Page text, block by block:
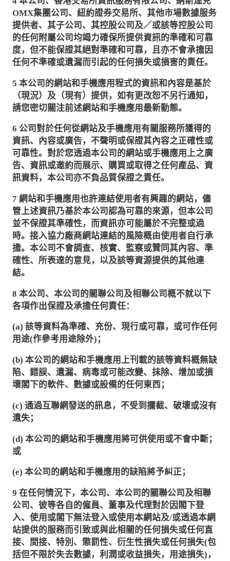
OMX集團公司、紐約證券交易所、其他市場數據服务
提供者、其子公司、其控股公司及／或該等控股公司
的任何附屬公司均竭力確保所提供資訊的準確和可靠
度，但不能保證其絕對準確和可靠，且亦不會承擔因
任何不準確或遺漏而引起的任何損失或損害的責任。
5 本公司的網站和手機應用程式的資訊和內容是基於
（現況）及（現有）提供，如有更改恕不另行通知，
請您密切關注前述網站和手機應用最新動態。
6 公司對於任何從網站及手機應用有關服務所獲得的
資訊、內容或廣告，不聲明或保證其內容之正確性或
可靠性。對於您透過本公司的網站或手機應用上之廣
告、資訊或邀約而展示、購買或取得之任何產品、資
訊資料，本公司亦不負品質保證之責任。
7 網站和手機應用也許連結使用者有興趣的網站，儘
管上述資訊乃基於本公司認為可靠的來源，但本公司
並不保證其準確性，而資訊亦可能屬於不完整或過
時。接入協力廠商網站連結的風險概由使用者自行承
擔。本公司不會調查、核實、監察或贊同其內容、準
確性、所表達的意見，以及該等資源提供的其他連
結。
8 本公司、本公司的關聯公司及相聯公司概不就以下
各項作出保證及承擔任何責任：
(a) 該等資料為準確、充份、現行或可靠，或可作任何
用途(作參考用途除外) ；
(b) 本公司的網站和手機應用上刊載的該等資料概無缺
陷、錯誤、遺漏、病毒或可能改變、抹除、增加或損
壞閣下的軟件、數據或設備的任何東西；
(c) 通過互聯網發送的訊息，不受到攔截、破壞或沒有
遺失；
(d) 本公司的網站和手機應用將可供使用或不會中斷；
或
(e) 本公司的網站和手機應用的缺陷將予糾正；
9 在任何情況下，本公司、本公司的關聯公司及相聯
公司、彼等各自的僱員、董事及代理對於因閣下登
入、使用或閣下無法登入或使用本網站及/或透過本網
站提供的服務而引致或與此相關的任何損失或任何直
接、間接、特別、懲罰性、衍生性損失或任何損失(包
括但不限於失去數據，利潤或收益損失，用途損失) ，